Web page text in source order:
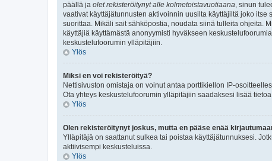
päällä ja olet rekisteröitynyt alle kolmetoistavuotiaana, sinun
vaativat käyttäjätunnusten aktivoinnin uusilta käyttäjiltä joko
suorittaa. Mikäli sait sähköpostia, noudata siinä tulleita ohjeita.
käyttäjiä käyttämästä anonyymisti hyväkseen
keskustelufoorumin ylläpitäjiin.
Ylös
Miksi en voi rekisteröityä?
Nettisivuston omistaja on voinut antaa porttikiellon IP-
Ota yhteys keskustelufoorumin ylläpitäjiin saadaksesi lisää
Ylös
Olen rekisteröitynyt joskus, mutta en pääse enää
Ylläpitäjä on saattanut sulkea tai poistaa käyttäjätunnuksesi.
aktiivisempi keskusteluissa.
Ylös